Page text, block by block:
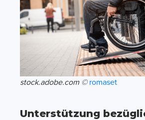
stock.adobe.com © romaset
Unterstützung